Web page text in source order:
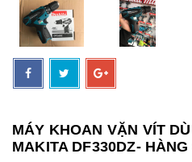
MÁY KHOAN VẶN VÍT
MAKITA DF330DZ-